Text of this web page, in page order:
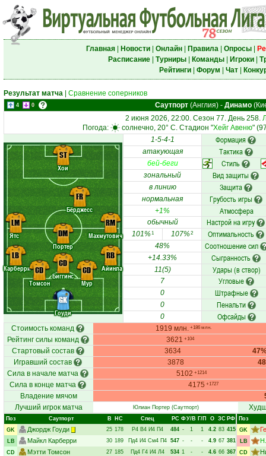
Главная| Новости| Онлайн| Правила| Опросы|
Расписание| Турниры| Команды| Игроки|
Рейтинги| Форум Чат|
Результат матча Сравнение соперников
4 0 Саутпорт (Англия) - Динамо
2 июня 2026, 22:00. Сезон 77. День 258.
Погода:
солнечно, 20° C. Стадион "Хейг Авеню"
Гоуди
Карберри
Томсон
Биггинс
Мур
Айинла
Ятс
Портер
Бёрджесс
Махмутович
Хои
GK
LB
CD
CD
CD
RB
LM
DM
FR
RM
ST
1-5-4-1 Формация
атакующая Тактика
бей-беги Стиль
зональный Вид защиты
в линию Защита
нормальная Грубость игры
+1% Атмосфера
обычный Настрой на игру
101%1 107%2 Оптимальность
48% Соотношение сил
+14.33% Сыгранность
11(5) Удары (в створ)
7 Угловые
0 Штрафные
0 Пенальти
0 Офсайды
Стоимость команд 1919 млн. +186 млн.
Рейтинг силы команд 3621 +104
Стартовый состав 3634
Игравший состав
3878
Сила в начале матча
5102 +1214
Сила в конце матча 4175 +1727
Владение мячом
Лучший игрок матча
Юлиан Портер(Саутпорт)
Поз Саутпорт В НC Спец РC ФУ/В Г/П О ЗС РФ
GK
Джордж Гоуди 25 178 Р4 В4 И4 П4 484 - 1 1 4.2 83 415
LB
Майкл Карберри 30 189 Пд4 И4 См4 П4 547 - - - 4.9 67 381
CD
Мэтти Томсон 27 185 Пд4 Г4 И4 Л4 534 1 - - 4.6 66 367
Поз
GK
LB
CD